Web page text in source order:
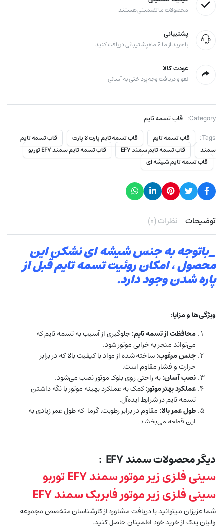
محصولات ما تضمینی هستند
پشتیبانی
با خرید از ما ۶ ماه پشتیبانی دریافت کنید
عودت کالا
لغو و دریافت وجه پرداختی به آسانی
Category: قاب تسمه تایم
Tags:
قاب تسمه تایم قاب تسمه تایم پارت لا پارت
قاب تسمه تایم
سمند
قاب تسمه تایم سمند EF7
قاب تسمه تایم سمند EF7 توربو
قاب تسمه تایم شیشه ای
توضیحات نظرات (۰)
_باتوجه به جنس شیشه ای نشکن این
محصول ، امکان روئیت تسمه تایم قبل از
پاره شدن وجود دارد.
ویژگی‌ها و مزایا:
محافظت از تسمه تایم: جلوگیری از آسیب به تسمه تایم که
می‌تواند منجر به خرابی موتور شود.
جنس مرغوب:ساخته شده از مواد با کیفیت بالا که در برابر
حرارت و فشار مقاوم است.
نصب آسان:به راحتی روی بلوک موتور نصب می‌شود.
عملکرد بهتر موتور:کمک به عملکرد بهینه موتور با نگه داشتن
تسمه تایم در شرایط ایده‌آل.
طول عمر بالا: مقاوم در برابر رطوبت، گرما که طول عمر زیادی به
این قطعه می‌بخشد.
دیگر محصولات سمند EF7 :
سینی فلزی زیر موتور سمند EF7 توربو
سینی فلزی زیر موتور فابریک سمند EF7
شما عزیزان میتوانید با دریافت مشاوره از کارشناسان متخصص مجموعه
ولیان یدک از خرید خود اطمینان حاصل کنید.